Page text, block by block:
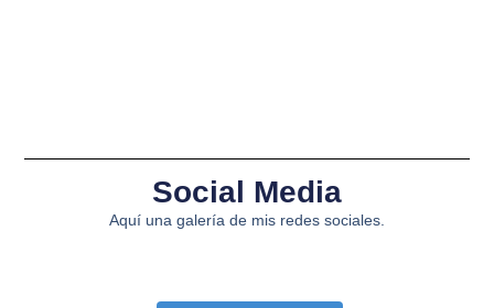
Social Media
Aquí una galería de mis redes sociales.